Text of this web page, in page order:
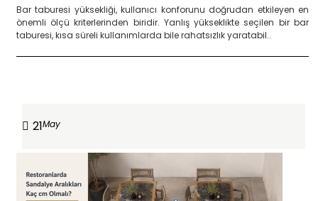
Bar taburesi yüksekliği, kullanıcı konforunu doğrudan etkileyen en
önemli ölçü kriterlerinden biridir. Yanlış yükseklikte seçilen bir bar
taburesi, kısa süreli kullanımlarda bile rahatsızlık yaratabil..
21May